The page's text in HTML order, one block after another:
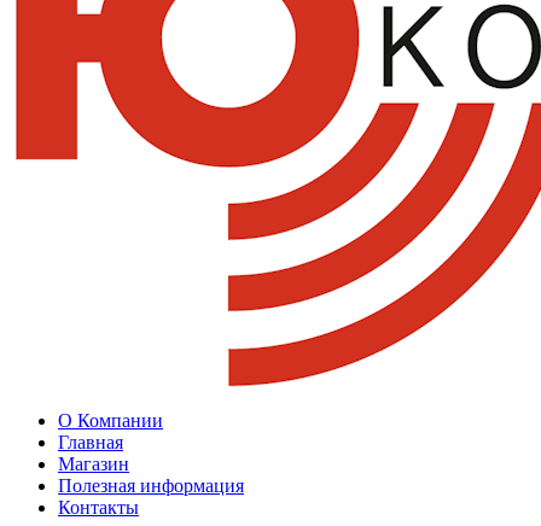
О Компании
Главная
Магазин
Полезная информация
Контакты